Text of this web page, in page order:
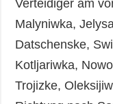
Verteidiger am
Malyniwka,
Datschenske,
Kotljariwka,
Trojizke,